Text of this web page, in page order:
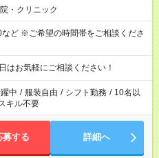
・クリニック
ど ※ご希望の時間帯をご相談くださ
お気軽にご相談ください！
中 / 服装自由 / シフト勤務 / 10名以
キル不要
募する 詳細へ